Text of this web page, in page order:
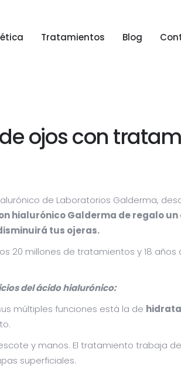
Tratamientos
Blog
ojos con
de Laboratorios Galderma,
hialurónicoGalderma de regalo
tus ojeras.
20 millones de tratamientos y 18
del ácido hialurónico:
múltiples funciones está la de
y manos. El tratamiento trabaja
superficiales.